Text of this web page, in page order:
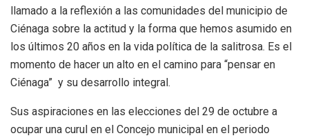
llamado a la reflexión a las comunidades del municipio de
Ciénaga sobre la actitud y la forma que hemos asumido en
los últimos 20 años en la vida política de la salitrosa. Es el
momento de hacer un alto en el camino para “pensar en
Ciénaga” y su desarrollo integral.
Sus aspiraciones en las elecciones del 29 de octubre a
ocupar una curul en el Concejo municipal en el periodo